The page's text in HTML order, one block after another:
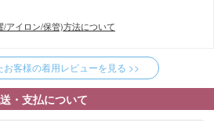
/アイロン/保管)方法について
お客様の着用レビューを見る >>
・支払について